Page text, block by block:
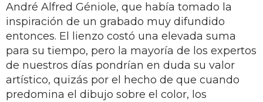
André Alfred Géniole, que había tomado la
inspiración de un grabado muy difundido
entonces. El lienzo costó una elevada suma
para su tiempo, pero la mayoría de los expertos
de nuestros días pondrían en duda su valor
artístico, quizás por el hecho de que cuando
predomina el dibujo sobre el color, los